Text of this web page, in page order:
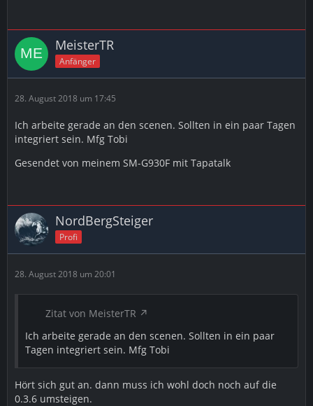
MeisterTR
Anfänger
28. August 2018 um 17:45
Ich arbeite gerade an den scenen. Sollten in ein paar Tagen
integriert sein. Mfg Tobi
Gesendet von meinem SM-G930F mit Tapatalk
NordBergSteiger
Profi
28. August 2018 um 20:01
Zitat von MeisterTR
Ich arbeite gerade an den scenen. Sollten in ein paar
Tagen integriert sein. Mfg Tobi
Hört sich gut an. dann muss ich wohl doch noch auf die
0.3.6 umsteigen.